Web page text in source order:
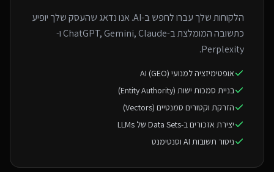
הלקוחות שלך עברו לחפש ב-AI. אנו נדאג שהעסק שלך יופיע
כתשובה המומלצת ב-ChatGPT, Gemini, Claude ו-
Perplexity.
אופטימיזציה למנועי AI (GEO)
בניית סמכות ישות (Entity Authority)
הזרקת וקטורים סמנטיים (Vectors)
יצירת אזכורים ב-Data Sets של LLMs
ניטור תשובות AI וסנטימנט